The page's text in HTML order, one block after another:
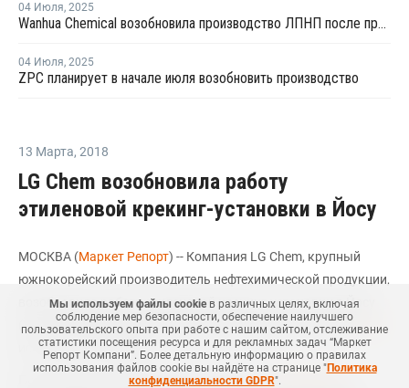
04 Июля, 2025
Wanhua Chemical возобновила производство ЛПНП после профилактики
04 Июля, 2025
ZPC планирует в начале июля возобновить производство
13 Марта, 2018
LG Chem возобновила работу
этиленовой крекинг-установки в Йосу
МОСКВА (Маркет Репорт) -- Компания LG Chem, крупный
южнокорейский производитель нефтехимической продукции,
возобновила работу этиленовой крекинг-установки в Йосу
(Yeosu, Южная Корея) после сбоя электросети, сообщилICIS
источник в компании.
По словам источника, сбой в электросетипроизошел
Мы используем файлы cookieв различных целях, включая
соблюдение мер безопасности, обеспечение наилучшего
пользовательского опыта при работе с нашим сайтом, отслеживание
статистики посещения ресурса и для рекламных задач “Маркет
Репорт Компани”. Более детальную информацию о правилах
использования файлов cookie вы найдёте на странице "Политика
конфиденциальности GDPR".